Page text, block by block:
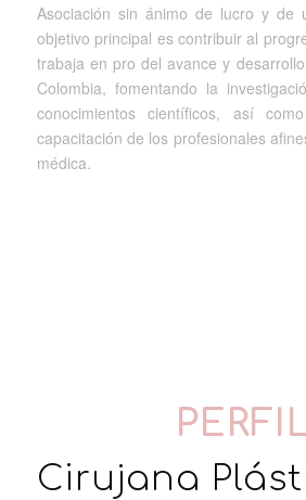
Asociación sin ánimo de lucro y de
objetivo principal es contribuir al
trabaja en pro del avance y
Colombia, fomentando la
conocimientos científicos, así
capacitación de los profesionales
médica.
Cirujana